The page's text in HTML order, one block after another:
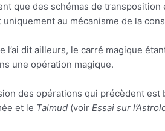
que des schémas de transposition
au mécanisme de la
l’ai dit ailleurs, le carré magique
une opération magique.
des opérations qui précèdent
et le Talmud (voirEssai sur